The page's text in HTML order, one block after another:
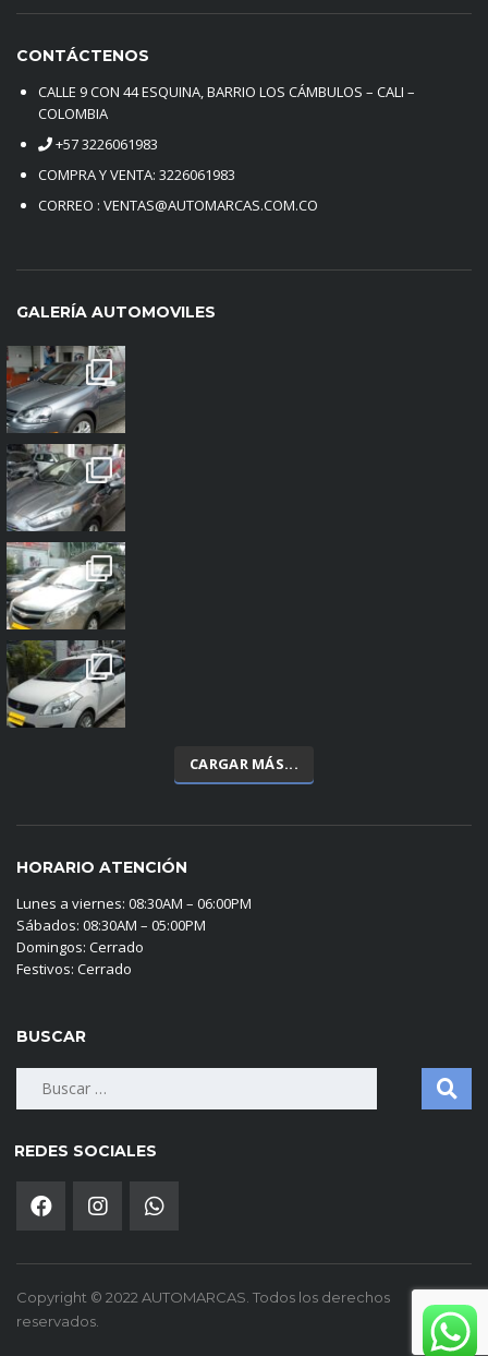
CONTÁCTENOS
CALLE 9 CON 44 ESQUINA, BARRIO LOS CÁMBULOS – CALI –
COLOMBIA
+57 3226061983
COMPRA Y VENTA: 3226061983
CORREO : VENTAS@AUTOMARCAS.COM.CO
GALERÍA AUTOMOVILES
CARGAR MÁS...
HORARIO ATENCIÓN
Lunes a viernes: 08:30AM – 06:00PM
Sábados: 08:30AM – 05:00PM
Domingos: Cerrado
Festivos: Cerrado
BUSCAR
Buscar:
REDES SOCIALES
Copyright © 2022 AUTOMARCAS. Todos los derechos
reservados.